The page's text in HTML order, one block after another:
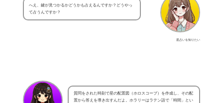
星占いを知りたい
へえ、鍵が見つかるかどうかも占えるんですか？どうやっ
て占うんですか？
質問をされた時刻で星の配置図（ホロスコープ）を作成し、その配
置から答えを導き出すんだよ。ホラリーはラテン語で「時間」とい